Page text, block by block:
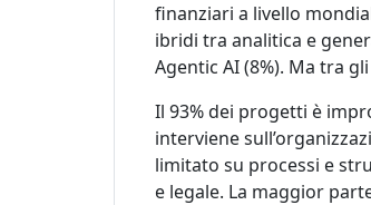
finanziari a livello
ibridi tra analitica e
Agentic AI (8%). Ma tra
Il 93% dei progetti è
interviene
limitato su processi e
e legale. La maggior